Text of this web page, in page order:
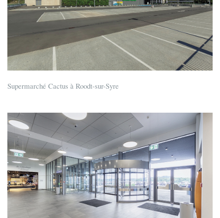
Supermarché Cactus à Roodt-sur-Syre